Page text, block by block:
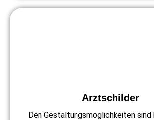
Arztschilder
Den Gestaltungsmöglichkeiten sind